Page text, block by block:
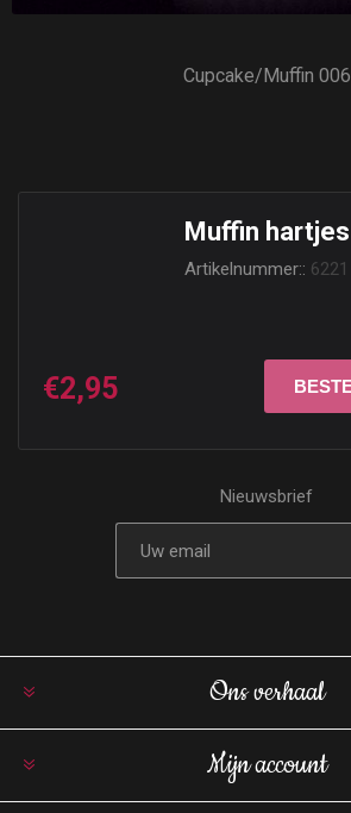
Cupcake/Muffin 006
Muffin hartjes
Artikelnummer:: 6221
€2,95
Nieuwsbrief
Ons verhaal
Mijn account